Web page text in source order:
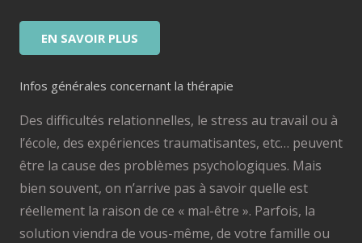
EN SAVOIR PLUS
Infos générales concernant la thérapie
Des difficultés relationnelles, le stress au travail ou à
l’école, des expériences traumatisantes, etc… peuvent
être la cause des problèmes psychologiques. Mais
bien souvent, on n’arrive pas à savoir quelle est
réellement la raison de ce « mal-être ». Parfois, la
solution viendra de vous-même, de votre famille ou